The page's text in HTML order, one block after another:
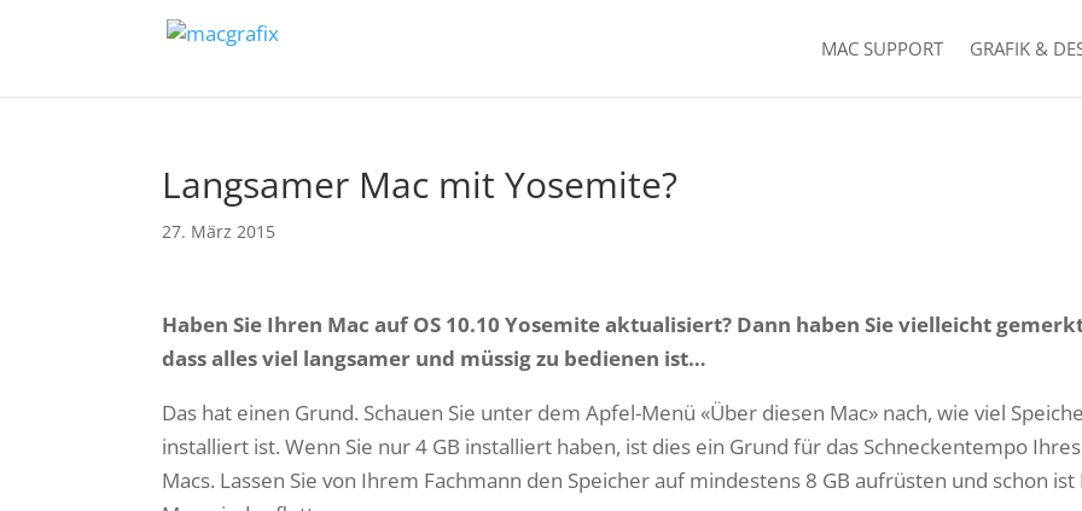
MAC SUPPORT GRAFIK &
Langsamer Mac mit Yosemite?
27. März 2015
Haben Sie Ihren Mac auf OS 10.10 Yosemite aktualisiert? Dann haben Sie vielleicht
dass alles viel langsamer und müssig zu bedienen ist…
Das hat einen Grund. Schauen Sie unter dem Apfel-Menü «Über diesen Mac» nach, wie viel
installiert ist. Wenn Sie nur 4 GB installiert haben, ist dies ein Grund für das Schneckentempo Ihres
Macs. Lassen Sie von Ihrem Fachmann den Speicher auf mindestens 8 GB aufrüsten und schon ist